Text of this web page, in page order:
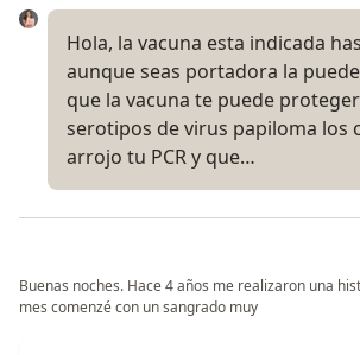
Hola, la vacuna esta indicada
aunque seas portadora la
que la vacuna te puede
serotipos de virus papiloma los
arrojo tu PCR y que…
Buenas noches. Hace 4 años me realizaron una
mes comenzé con un sangrado muy